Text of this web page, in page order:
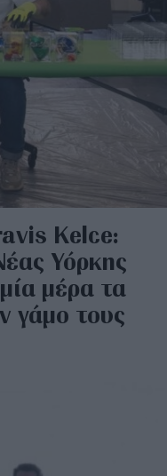
Kelce:
Υόρκης
μέρα τα
γάμο τους